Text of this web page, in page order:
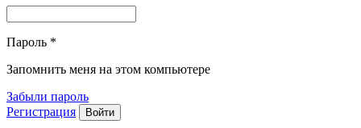
Пароль *
Запомнить меня на этом компьютере
Забыли пароль
Регистрация